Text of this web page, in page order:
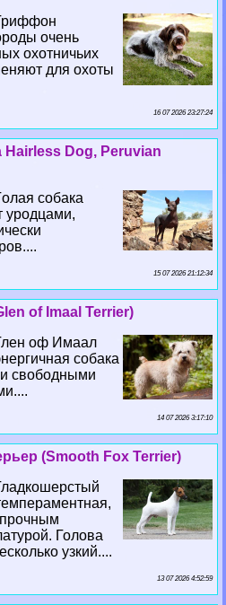
очень
охотничьих
для охоты
16 07 2026 23:27:24
Hairless Dog, Peruvian
собака
уpoдцами,
15 07 2026 21:12:34
of Imaal Terrier)
оф Имаал
собака
свободными
14 07 2026 3:17:10
(Smooth Fox Terrier)
Голова
узкий....
13 07 2026 4:52:59